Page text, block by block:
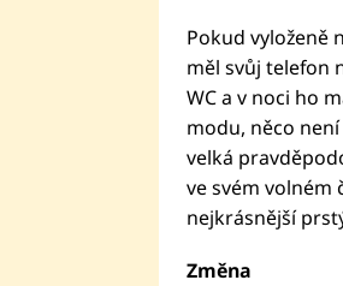
Pokud vyloženě
měl svůj telefon
WC a v noci ho
modu, něco
velká
ve svém volném
nejkrásnější
Změna